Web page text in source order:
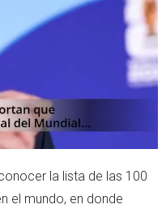
la lista de las 100
el mundo, en donde